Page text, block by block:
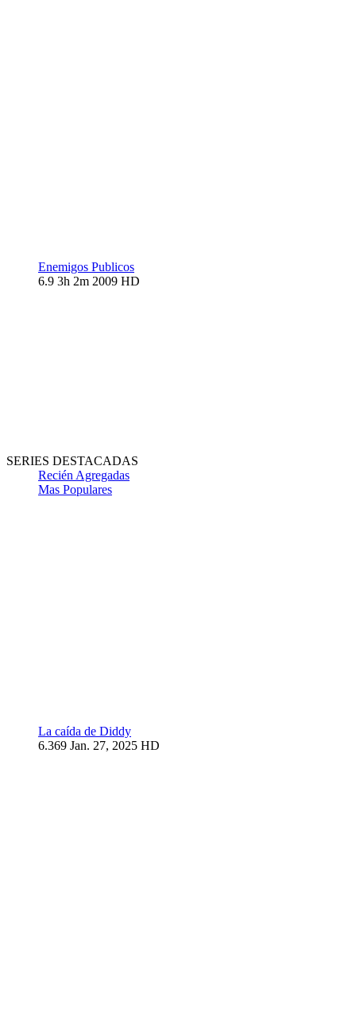
Enemigos Publicos
6.9 3h 2m 2009 HD
SERIES DESTACADAS
Recién Agregadas
Mas Populares
La caída de Diddy
6.369 Jan. 27, 2025 HD